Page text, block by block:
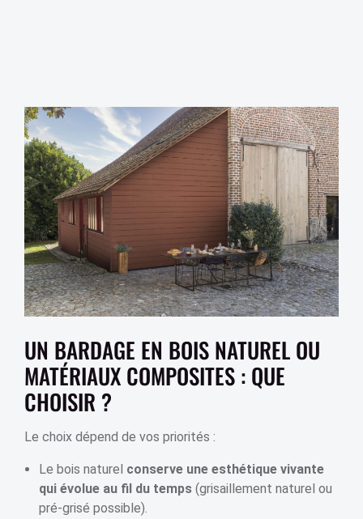
UN BARDAGE EN BOIS NATUREL OU
MATÉRIAUX COMPOSITES : QUE
CHOISIR ?
Le choix dépend de vos priorités :
Le bois naturel conserve une esthétique vivante
qui évolue au fil du temps (grisaillement naturel ou
pré-grisé possible).